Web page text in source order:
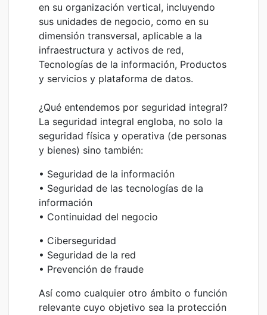
en su organización vertical, incluyendo
sus unidades de negocio, como en su
dimensión transversal, aplicable a la
infraestructura y activos de red,
Tecnologías de la información, Productos
y servicios y plataforma de datos.
¿Qué entendemos por seguridad integral?
La seguridad integral engloba, no solo la
seguridad física y operativa (de personas
y bienes) sino también:
• Seguridad de la información
• Seguridad de las tecnologías de la
información
• Continuidad del negocio
• Ciberseguridad
• Seguridad de la red
• Prevención de fraude
Así como cualquier otro ámbito o función
relevante cuyo objetivo sea la protección